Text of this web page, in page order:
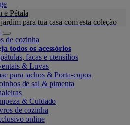
e Pétala
para tua casa com esta coleção
de cozinha
todos os acessórios
facas e utensílios
& Luvas
para tachos & Porta-copos
de sal & pimenta
& Cuidado
de cozinha
online